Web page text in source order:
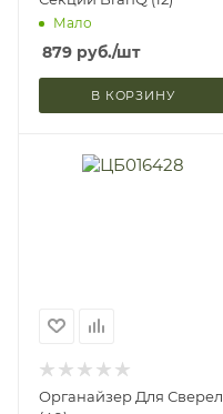
Мало
879 руб./шт
В КОРЗИНУ
Органайзер Для Сверел